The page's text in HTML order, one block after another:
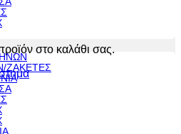
στο καλάθι σας.
ΖΑΚΕΤΕΣ